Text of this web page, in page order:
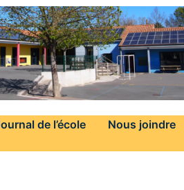
de l’école
Nous joindre